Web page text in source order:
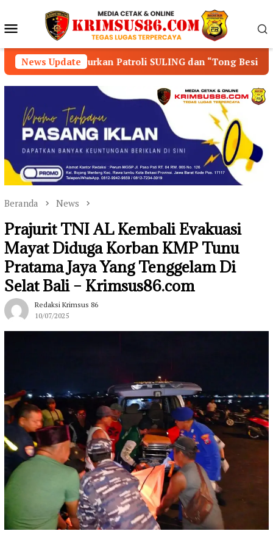
konten Menu
Mobile
News Update
Patroli SULING dan “Tong Besi” Sinergi
Beranda News
Prajurit TNI AL Kembali Evakuasi
Mayat Diduga Korban KMP Tunu
Pratama Jaya Yang Tenggelam Di
Selat Bali – Krimsus86.com
Redaksi Krimsus 86
10/07/2025